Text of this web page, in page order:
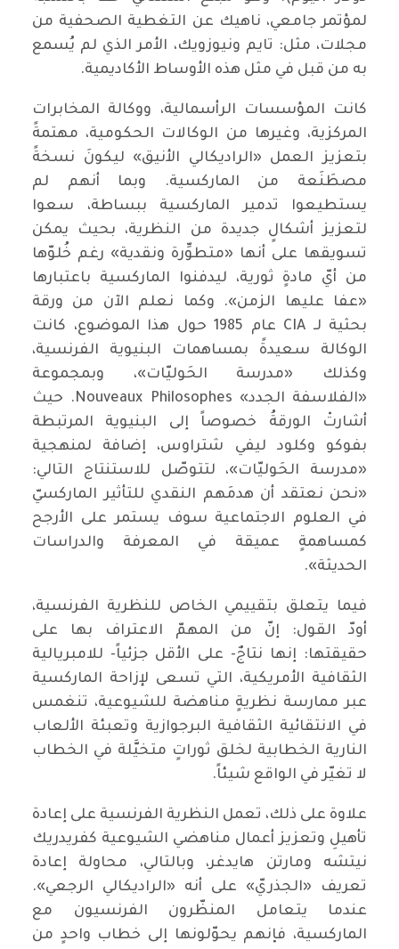
لمؤتمر جامعي، ناهيك عن التغطية الصحفية من
مجلات، مثل: تايم ونيوزويك، الأمر الذي لم يُسمع
به من قبل في مثل هذه الأوساط الأكاديمية.
كانت المؤسسات الرأسمالية، ووكالة المخابرات
المركزية، وغيرها من الوكالات الحكومية، مهتمةً
بتعزيز العمل «الراديكالي الأنيق» ليكونَ نسخةً
مصطَنَعة من الماركسية. وبما أنهم لم
يستطيعوا تدمير الماركسية ببساطة، سعوا
لتعزيز أشكالٍ جديدة من النظرية، بحيث يمكن
تسويقها على أنها «متطوِّرة ونقدية» رغم خُلوّها
من أيّ مادةٍ ثورية، ليدفنوا الماركسية باعتبارها
«عفا عليها الزمن». وكما نعلم الآن من ورقة
بحثية لـ CIA عام 1985 حول هذا الموضوع، كانت
الوكالة سعيدةً بمساهمات البنيوية الفرنسية،
وكذلك «مدرسة الحَوليّات»، وبمجموعة
«الفلاسفة الجدد» Nouveaux Philosophes. حيث
أشارتْ الورقةُ خصوصاً إلى البنيوية المرتبطة
بفوكو وكلود ليفي شتراوس، إضافة لمنهجية
«مدرسة الحَوليّات»، لتتوصّل للاستنتاج التالي:
«نحن نعتقد أن هدمَهم النقدي للتأثير الماركسيّ
في العلوم الاجتماعية سوف يستمر على الأرجح
كمساهمةٍ عميقة في المعرفة والدراسات
الحديثة».
فيما يتعلق بتقييمي الخاص للنظرية الفرنسية،
أودّ القول: إنّ من المهمّ الاعتراف بها على
حقيقتها: إنها نتاجٌ- على الأقل جزئياً- للامبريالية
الثقافية الأمريكية، التي تسعى لإزاحة الماركسية
عبر ممارسة نظريةٍ مناهضة للشيوعية، تنغمس
في الانتقائية الثقافية البرجوازية وتعبئة الألعاب
النارية الخطابية لخلق ثوراتٍ متخيَّلة في الخطاب
لا تغيّر في الواقع شيئاً.
علاوة على ذلك، تعمل النظرية الفرنسية على إعادة
تأهيلِ وتعزيز أعمال مناهضي الشيوعية كفريدريك
نيتشه ومارتن هايدغر، وبالتالي، محاولة إعادة
تعريف «الجذريّ» على أنه «الراديكالي الرجعي».
عندما يتعامل المنظّرون الفرنسيون مع
الماركسية، فإنهم يحوّلونها إلى خطاب واحدٍ من